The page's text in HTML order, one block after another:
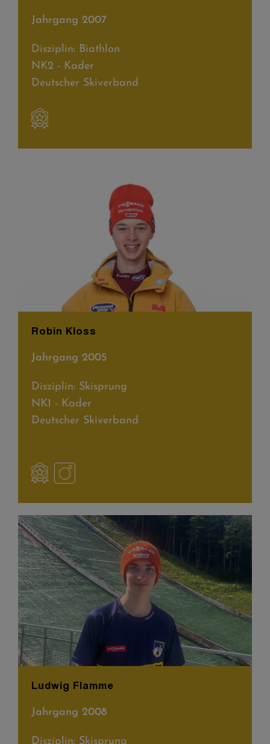
Jahrgang 2007
Disziplin: Biathlon
NK2 - Kader
Deutscher Skiverband
Robin Kloss
Jahrgang 2005
Disziplin: Skisprung
NK1 - Kader
Deutscher Skiverband
Ludwig Flamme
Jahrgang 2008
Disziplin: Skisprung